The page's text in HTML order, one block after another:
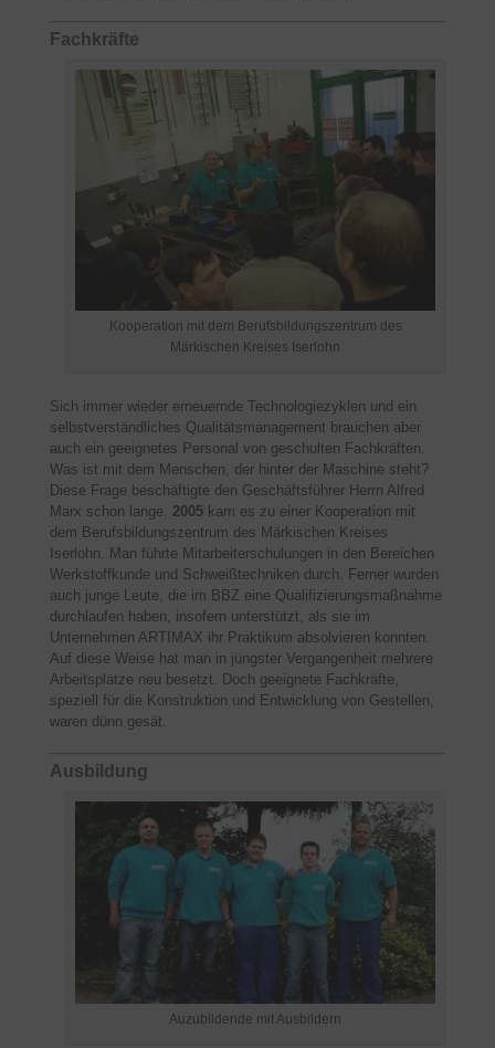
Fachkräfte
Kooperation mit dem Berufsbildungszentrum des
Märkischen Kreises Iserlohn
Sich immer wieder erneuernde Technologiezyklen und ein
selbstverständliches Qualitätsmanagement brauchen aber
auch ein geeignetes Personal von geschulten Fachkräften.
Was ist mit dem Menschen, der hinter der Maschine steht?
Diese Frage beschäftigte den Geschäftsführer Herrn Alfred
Marx schon lange. 2005kam es zu einer Kooperation mit
dem Berufsbildungszentrum des Märkischen Kreises
Iserlohn. Man führte Mitarbeiterschulungen in den Bereichen
Werkstoffkunde und Schweißtechniken durch. Ferner wurden
auch junge Leute, die im BBZ eine Qualifizierungsmaßnahme
durchlaufen haben, insofern unterstützt, als sie im
Unternehmen ARTIMAX ihr Praktikum absolvieren konnten.
Auf diese Weise hat man in jüngster Vergangenheit mehrere
Arbeitsplätze neu besetzt. Doch geeignete Fachkräfte,
speziell für die Konstruktion und Entwicklung von Gestellen,
waren dünn gesät.
Ausbildung
Auzubildende mit Ausbildern